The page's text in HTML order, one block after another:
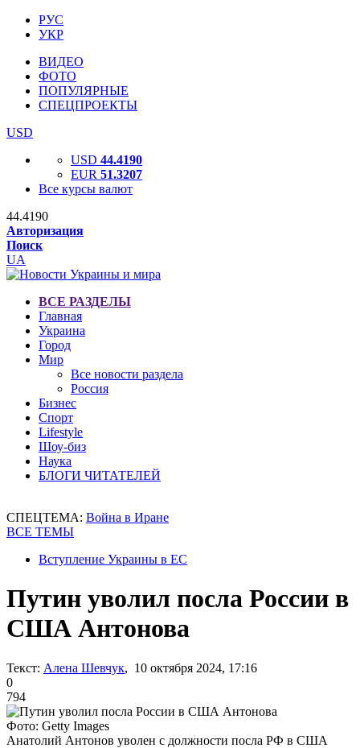
РУС
УКР
ВИДЕО
ФОТО
ПОПУЛЯРНЫЕ
СПЕЦПРОЕКТЫ
USD
USD 44.4190
EUR 51.3207
Все курсы валют
44.4190
Авторизация
Поиск
UA
ВСЕ РАЗДЕЛЫ
Главная
Украина
Город
Мир
Все новости раздела
Россия
Бизнес
Спорт
Lifestyle
Шоу-биз
Наука
БЛОГИ ЧИТАТЕЛЕЙ
СПЕЦТЕМА: Война в Иране
ВСЕ ТЕМЫ
Вступление Украины в ЕС
Путин уволил посла России в
США Антонова
Текст: Алена Шевчук, 10 октября 2024, 17:16
0
794
Фото: Getty Images
Анатолий Антонов уволен с должности посла РФ в США